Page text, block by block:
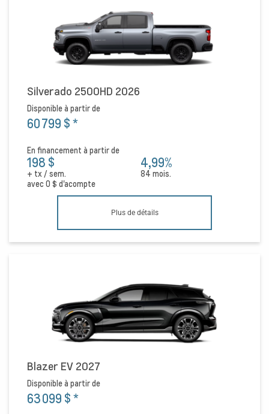
Silverado 2500HD 2026
Disponible à partir de
60 799 $*
En financement à partir de
198 $
+ tx / sem.
4,99%
84 mois.
avec0 $ d'acompte
Plus de détails
Blazer EV 2027
Disponible à partir de
63 099 $*